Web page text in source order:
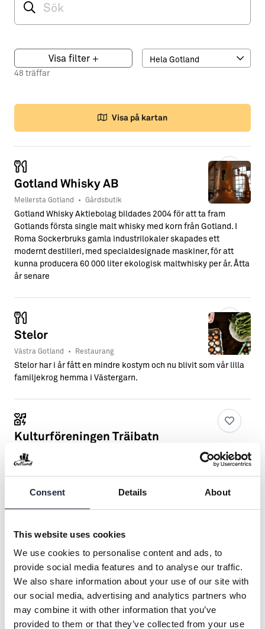
Consent Details About
This website uses cookies
We use cookies to personalise content and ads, to
provide social media features and to analyse our traffic.
We also share information about your use of our site with
our social media, advertising and analytics partners who
may combine it with other information that you’ve
provided to them or that they’ve collected from your use
Visa filter +
48 träffar
Visa på kartan
Gotland Whisky AB
Mellersta Gotland • Gårdsbutik
Gotland Whisky Aktiebolag bildades 2004 för att ta fram
Gotlands första single malt whisky med korn från Gotland. I
Roma Sockerbruks gamla industrilokaler skapades ett
modernt destilleri, med specialdesignade maskiner, för att
kunna producera 60 000 liter ekologisk maltwhisky per år. Åtta
år senare
Stelor
Västra Gotland • Restaurang
Stelor har i år fått en mindre kostym och nu blivit som vår lilla
familjekrog hemma i Västergarn.
Kulturföreningen Träibatn
Västra Gotland
Träibatn är en året-runt-aktiv ideell förening som vårdar, ror
Wisby Strand Kongress & Event
Visby • Övrigt kultur och nöje
Wisby Strand erbjuder inspirerande lokaler för upp till 1000
personer – där kvalitén på service, bemötande och
lokalproducerad mat är vårt signum. Kort sagt den perfekta
platsen för ett inspirerande möte. Vi älskar att tillsammans
6